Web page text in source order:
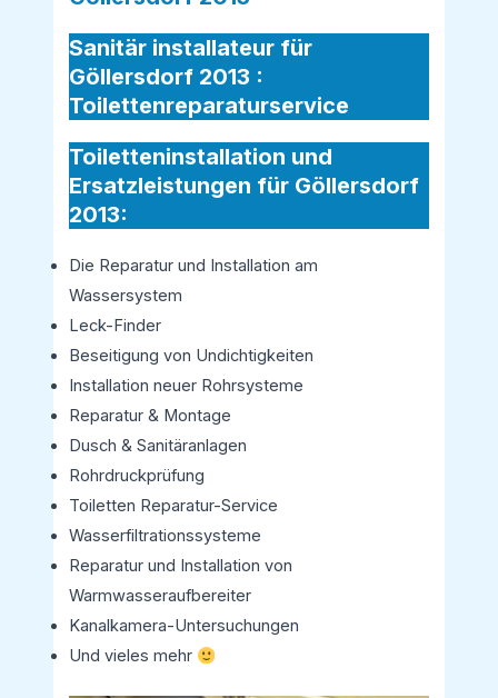
Sanitär installateur für
Göllersdorf 2013 :
Toilettenreparaturservice
Toiletteninstallation und
Ersatzleistungen für Göllersdorf
2013:
Die Reparatur und Installation am
Wassersystem
Leck-Finder
Beseitigung von Undichtigkeiten
Installation neuer Rohrsysteme
Reparatur & Montage
Dusch & Sanitäranlagen
Rohrdruckprüfung
Toiletten Reparatur-Service
Wasserfiltrationssysteme
Reparatur und Installation von
Warmwasseraufbereiter
Kanalkamera-Untersuchungen
Und vieles mehr